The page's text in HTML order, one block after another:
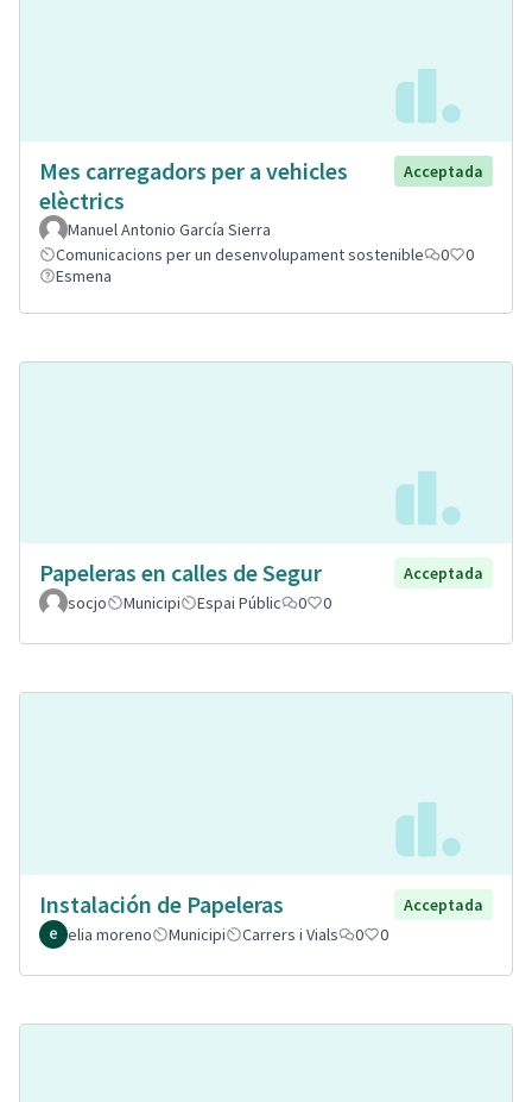
Mes carregadors per a vehicles
elèctrics
Acceptada
Manuel Antonio García Sierra
Comunicacions per un desenvolupament sostenible
0
0
Esmena
Papeleras en calles de Segur
Acceptada
socjo
Municipi Espai Públic 0 0
Instalación de Papeleras
Acceptada
elia moreno
Municipi Carrers i Vials 0 0